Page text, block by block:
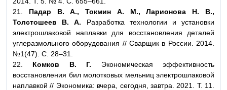
21. Падар В. А., Токмин А. М., Ларионова Н. В.,
Толстошеев В. А. Разработка технологии и установки
электрошлаковой наплавки для восстановления деталей
углеразмольного оборудования // Сварщик в России. 2014.
№1(47). С. 28–31.
22. Комков В. Г. Экономическая эффективность
восстановления бил молотковых мельниц электрошлаковой
наплавкой // Экономика: вчера, сегодня, завтра. 2021. Т. 11.